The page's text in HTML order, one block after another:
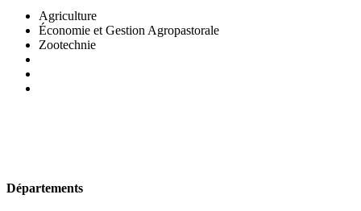
Agriculture
Économie et Gestion Agropastorale
Zootechnie
Départements